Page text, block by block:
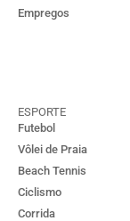
Empregos
ESPORTE
Futebol
Vôlei de Praia
Beach Tennis
Ciclismo
Corrida